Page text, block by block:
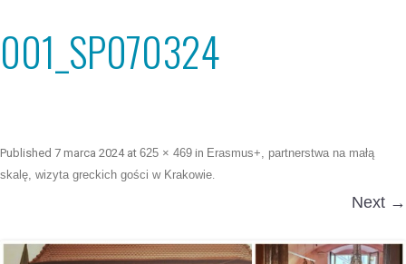
001_SP070324
Published 7 marca 2024at 625 × 469 in Erasmus+, partnerstwa na małą
skalę, wizyta greckich gości w Krakowie.
Next →